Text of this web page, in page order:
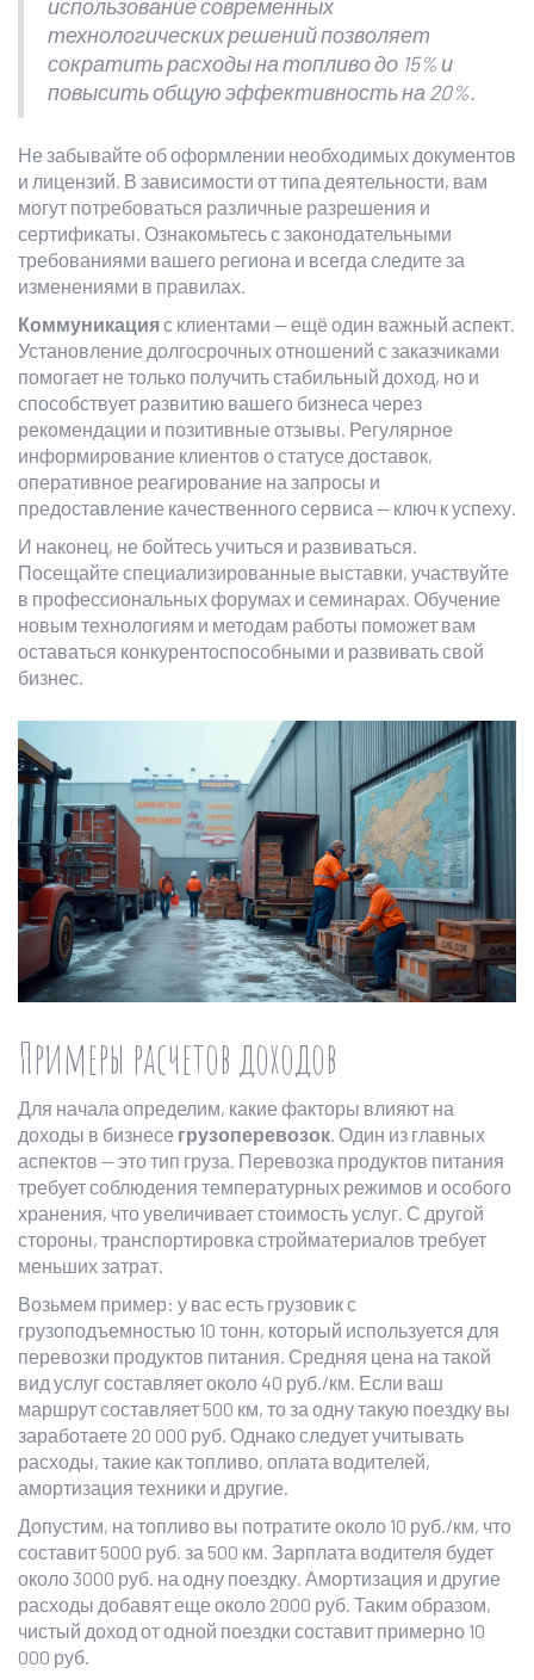
использование современных
технологических решений позволяет
сократить расходы на топливо до 15% и
повысить общую эффективность на 20%.
Не забывайте об оформлении необходимых документов
и лицензий. В зависимости от типа деятельности, вам
могут потребоваться различные разрешения и
сертификаты. Ознакомьтесь с законодательными
требованиями вашего региона и всегда следите за
изменениями в правилах.
Коммуникацияс клиентами — ещё один важный аспект.
Установление долгосрочных отношений с заказчиками
помогает не только получить стабильный доход, но и
способствует развитию вашего бизнеса через
рекомендации и позитивные отзывы. Регулярное
информирование клиентов о статусе доставок,
оперативное реагирование на запросы и
предоставление качественного сервиса — ключ к успеху.
И наконец, не бойтесь учиться и развиваться.
Посещайте специализированные выставки, участвуйте
в профессиональных форумах и семинарах. Обучение
новым технологиям и методам работы поможет вам
оставаться конкурентоспособными и развивать свой
бизнес.
Примеры расчетов доходов
Для начала определим, какие факторы влияют на
доходы в бизнесе грузоперевозок . Один из главных
аспектов — это тип груза. Перевозка продуктов питания
требует соблюдения температурных режимов и особого
хранения, что увеличивает стоимость услуг. С другой
стороны, транспортировка стройматериалов требует
меньших затрат.
Возьмем пример: у вас есть грузовик с
грузоподъемностью 10 тонн, который используется для
перевозки продуктов питания. Средняя цена на такой
вид услуг составляет около 40 руб./км. Если ваш
маршрут составляет 500 км, то за одну такую поездку вы
заработаете 20 000 руб. Однако следует учитывать
расходы, такие как топливо, оплата водителей,
амортизация техники и другие.
Допустим, на топливо вы потратите около 10 руб./км, что
составит 5000 руб. за 500 км. Зарплата водителя будет
около 3000 руб. на одну поездку. Амортизация и другие
расходы добавят еще около 2000 руб. Таким образом,
чистый доход от одной поездки составит примерно 10
000 руб.